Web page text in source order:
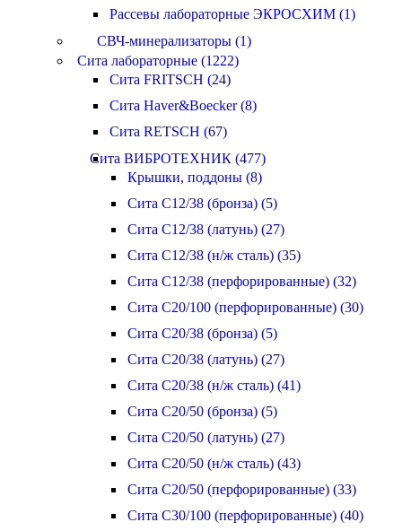
Рассевы лабораторные ЭКРОСХИМ (1)
СВЧ-минерализаторы (1)
Сита лабораторные (1222)
Сита FRITSCH (24)
Сита Haver&Boecker (8)
Сита RETSCH (67)
Сита ВИБРОТЕХНИК (477)
Крышки, поддоны (8)
Сита С12/38 (бронза) (5)
Сита С12/38 (латунь) (27)
Сита С12/38 (н/ж сталь) (35)
Сита С12/38 (перфорированные) (32)
Сита С20/100 (перфорированные) (30)
Сита С20/38 (бронза) (5)
Сита С20/38 (латунь) (27)
Сита С20/38 (н/ж сталь) (41)
Сита С20/50 (бронза) (5)
Сита С20/50 (латунь) (27)
Сита С20/50 (н/ж сталь) (43)
Сита С20/50 (перфорированные) (33)
Сита С30/100 (перфорированные) (40)